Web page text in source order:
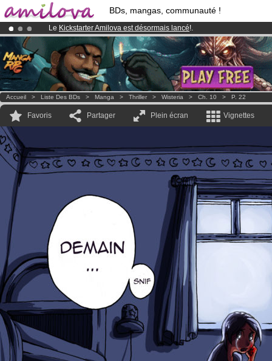
BDs, mangas, communauté !
Le Kickstarter Amilova est désormais lancé!.
Déjà 134393membreset 1208BDs & Mangas!
Abonnement premium: à partir de
3.95 eurospar mois !Clique ici
Accueil > Liste Des BDs > Manga > Thriller > Wisteria > Ch. 10 > P. 22
Favoris Partager Plein écran Vignettes